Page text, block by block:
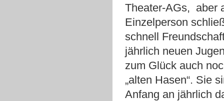
Theater-AGs, aber
Einzelperson
schnell
jährlich neuen
zum Glück auch
„alten Hasen“. Sie
Anfang an jährlich